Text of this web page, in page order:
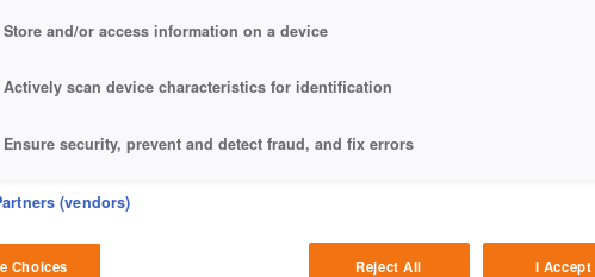
sichern!
Store and/or access information on a device
Actively scan device characteristics for identification
Ensure security, prevent and detect fraud, and fix errors
Deliver and present advertising and content
Match and combine data from other data sources
(vendors)
Choices Reject All I Accept